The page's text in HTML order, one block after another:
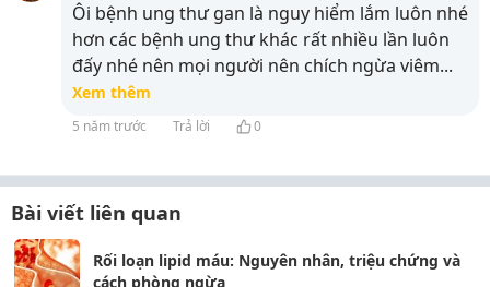
Ôi bệnh ung thư gan là nguy hiểm lắm luôn nhé
hơn các bệnh ung thư khác rất nhiều lần luôn
đấy nhé nên mọi người nên chích ngừa viêm...
Xem thêm
5 năm trước Trả lời 0
Bài viết liên quan
Rối loạn lipid máu: Nguyên nhân, triệu chứng và
cách phòng ngừa